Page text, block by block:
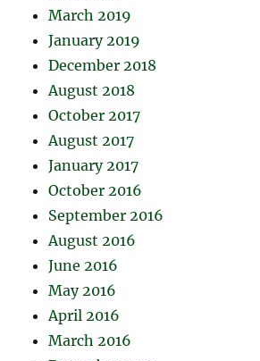
March 2019
January 2019
December 2018
August 2018
October 2017
August 2017
January 2017
October 2016
September 2016
August 2016
June 2016
May 2016
April 2016
March 2016